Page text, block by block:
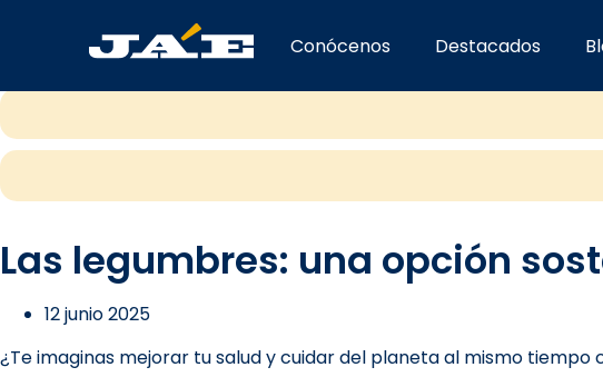
Conócenos Destacados
Las legumbres: una opción
12 junio 2025
¿Te imaginas mejorar tu salud y cuidar del planeta al mismo